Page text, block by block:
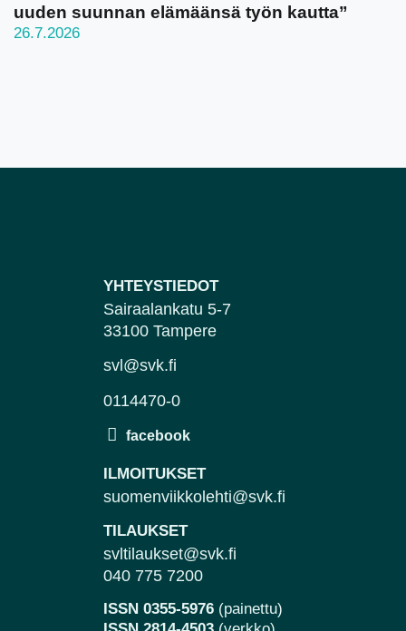
uuden suunnan elämäänsä työn kautta”
26.7.2026
YHTEYSTIEDOT
Sairaalankatu 5-7
33100 Tampere
svl@svk.fi
0114470-0
ILMOITUKSET
suomenviikkolehti@svk.fi
TILAUKSET
svltilaukset@svk.fi
040 775 7200
ISSN 0355-5976 (painettu)